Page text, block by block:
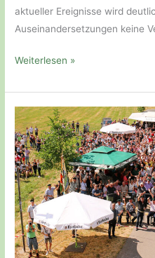
aktueller Ereignisse wird
Auseinandersetzungen keine
Volkstrauertag
Grevenbrück
Weiterlesen »